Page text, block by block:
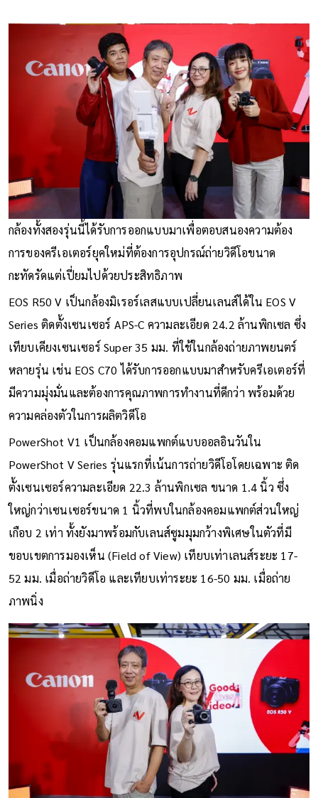
กล้องทั้งสองรุ่นนี้ได้รับการออกแบบมาเพื่อตอบสนองความต้อง
การของครีเอเตอร์ยุคใหม่ที่ต้องการอุปกรณ์ถ่ายวิดีโอขนาด
กะทัดรัดแต่เปี่ยมไปด้วยประสิทธิภาพ
EOS R50 V เป็นกล้องมิเรอร์เลสแบบเปลี่ยนเลนส์ได้ใน EOS V
Series ติดตั้งเซนเซอร์ APS-C ความละเอียด 24.2 ล้านพิกเซล ซึ่ง
เทียบเคียงเซนเซอร์ Super 35 มม. ที่ใช้ในกล้องถ่ายภาพยนตร์
หลายรุ่น เช่น EOS C70 ได้รับการออกแบบมาสำหรับครีเอเตอร์ที่
มีความมุ่งมั่นและต้องการคุณภาพการทำงานที่ดีกว่า พร้อมด้วย
ความคล่องตัวในการผลิตวิดีโอ
PowerShot V1 เป็นกล้องคอมแพกต์แบบออลอินวันใน
PowerShot V Series รุ่นแรกที่เน้นการถ่ายวิดีโอโดยเฉพาะ ติด
ตั้งเซนเซอร์ความละเอียด 22.3 ล้านพิกเซล ขนาด 1.4 นิ้ว ซึ่ง
ใหญ่กว่าเซนเซอร์ขนาด 1 นิ้วที่พบในกล้องคอมแพกต์ส่วนใหญ่
เกือบ 2 เท่า ทั้งยังมาพร้อมกับเลนส์ซูมมุมกว้างพิเศษในตัวที่มี
ขอบเขตการมองเห็น (Field of View) เทียบเท่าเลนส์ระยะ 17-
52 มม. เมื่อถ่ายวิดีโอ และเทียบเท่าระยะ 16-50 มม. เมื่อถ่าย
ภาพนิ่ง